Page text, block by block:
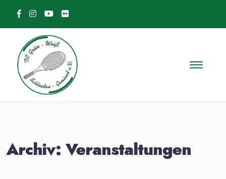
Archiv: Veranstaltungen